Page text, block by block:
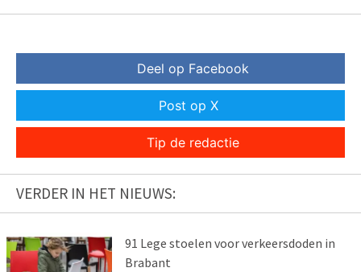
Deel op Facebook
Post op X
Tip de redactie
VERDER IN HET NIEUWS:
91 Lege stoelen voor verkeersdoden in
Brabant